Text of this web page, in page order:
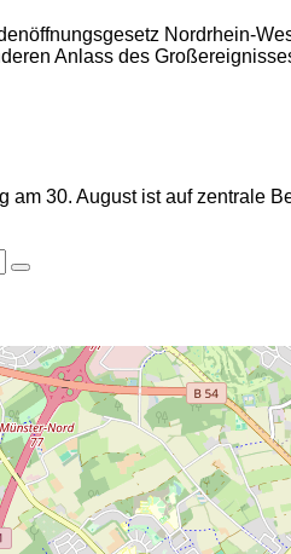
Nordrhein-
Anlass des
am 30. August ist auf zentrale